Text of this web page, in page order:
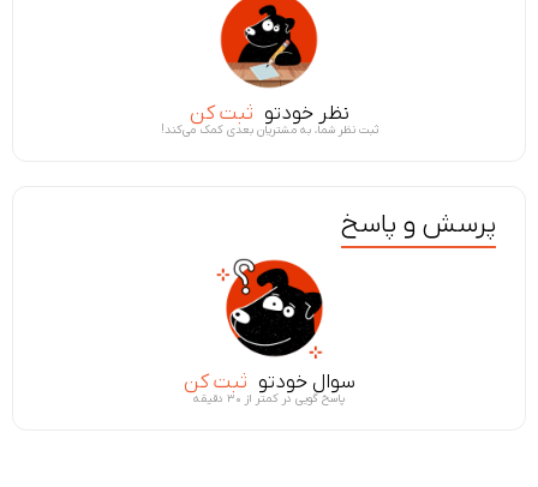
نظر خودتو ثبت کن
ثبت نظر شما، به مشتریان بعدی کمک می‌کند!
پرسش و پاسخ
سوال خودتو ثبت کن
پاسخ گویی در کمتر از ۳۰ دقیقه